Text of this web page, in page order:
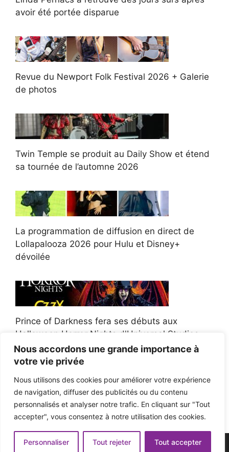
Nous accordons une grande importance à
votre vie privée
Nous utilisons des cookies pour améliorer votre expérience
de navigation, diffuser des publicités ou du contenu
personnalisés et analyser notre trafic. En cliquant sur "Tout
accepter", vous consentez à notre utilisation des cookies.
Personnaliser Tout rejeter Tout accepter
avoir été portée disparue
Revue du Newport Folk Festival 2026 + Galerie
de photos
Twin Temple se produit au Daily Show et étend
sa tournée de l’automne 2026
La programmation de diffusion en direct de
Lollapalooza 2026 pour Hulu et Disney+
dévoilée
Prince of Darkness fera ses débuts aux
Halloween Horror Nights d'Universal Studios
Afroman poursuit un policier de l'Ohio après la
victoire du jury en diffamation
© 2026 - Pop'n Music -